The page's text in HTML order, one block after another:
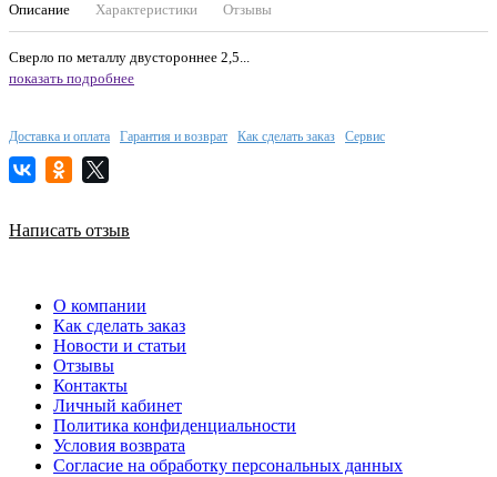
Описание Характеристики Отзывы
Сверло по металлу двустороннее 2,5...
показать подробнее
Доставка и оплата Гарантия и возврат Как сделать заказ Сервис
Написать отзыв
О компании
Как сделать заказ
Новости и статьи
Отзывы
Контакты
Личный кабинет
Политика конфиденциальности
Условия возврата
Согласие на обработку персональных данных